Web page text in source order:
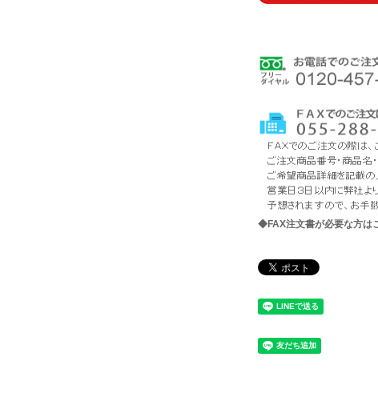
◆FAX注文書が必要な方は